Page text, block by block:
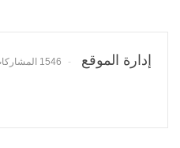
إدارة الموقع 1546 المشاركات